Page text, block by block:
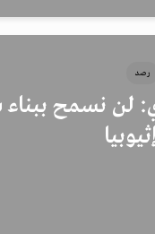
رصد
لن نسمح